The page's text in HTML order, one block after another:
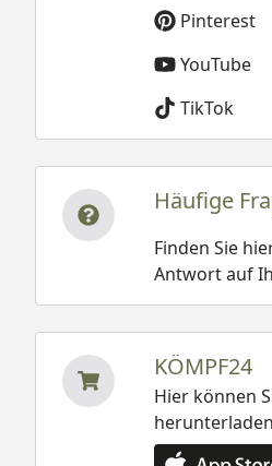
Pinterest
YouTube
TikTok
Häufige
Finden Sie
Antwort auf
KÖMPF24
Hier können
herunterladen